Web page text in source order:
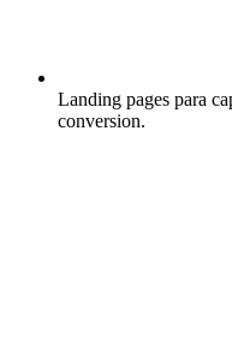
Landing pages para
conversion.